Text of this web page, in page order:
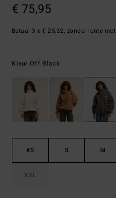
€ 75,95
Betaal 3 x € 25,32, zonder rente met
Kleur Off Black
XS S M
XXL